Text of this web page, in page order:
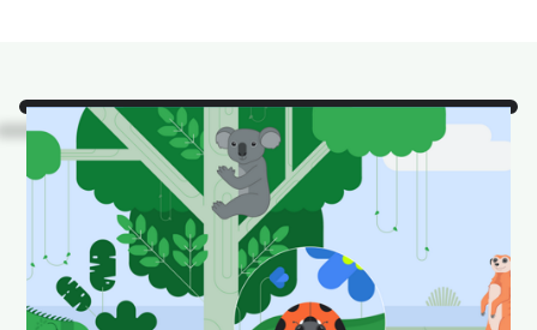
보세요 . 자연 서식지에 있는
Android 스튜디오의 인기 동
물입니다.